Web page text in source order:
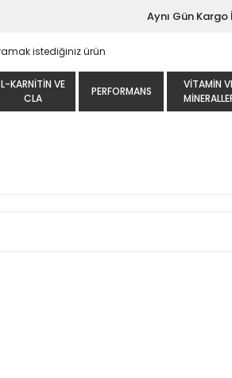
Aynı Gün
L-KARNITIN VE
CLA
PERFORMANS
VITAMIN